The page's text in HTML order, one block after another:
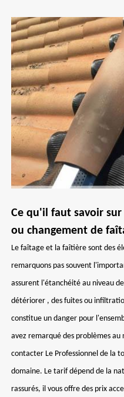
Ce qu'il faut savoir
ou changement de
Le faîtage et la faîtière sont des
remarquons pas souvent
assurent l'étanchéité au niveau
détériorer , des fuites ou
constitue un danger pour
avez remarqué des problèmes au
contacter Le Professionnel de la
domaine. Le tarif dépend de la
rassurés, il vous offre des prix